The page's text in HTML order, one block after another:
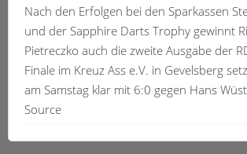
Nach den Erfolgen bei den Sparkassen
und der Sapphire Darts Trophy gewinnt
Pietreczko auch die zweite Ausgabe der
Finale im Kreuz Ass e.V. in Gevelsberg
am Samstag klar mit 6:0 gegen Hans
Source